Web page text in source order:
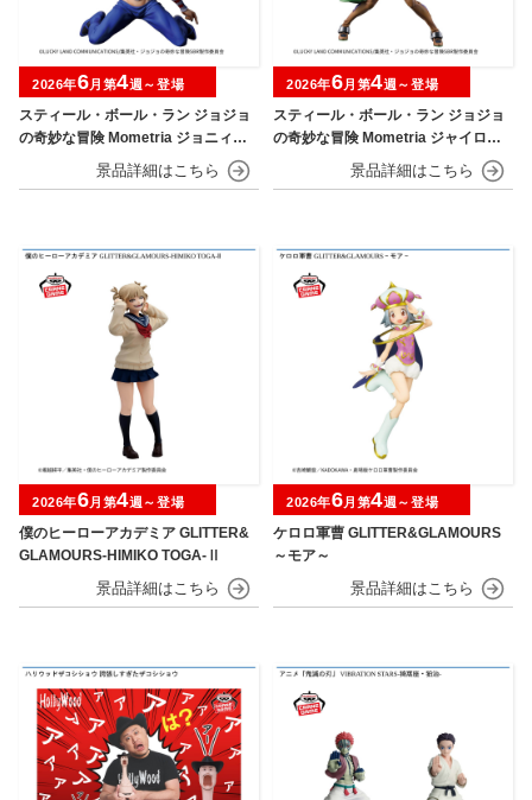
スティール・ボール・ラン ジョジョ
の奇妙な冒険 Mometria ジョニィ・
ジョースター
2026年6月第4週～登場
スティール・ボール・ラン ジョジョ
の奇妙な冒険 Mometria ジャイロ・
2026年6月第4週～登場
僕のヒーローアカデミア GLITTER&
GLAMOURS-HIMIKO TOGA-Ⅱ
2026年6月第4週～登場
ケロロ軍曹 GLITTER&GLAMOURS
～モア～
2026年6月第4週～登場